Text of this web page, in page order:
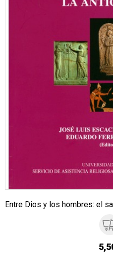
Entre Dios y los hombres: el